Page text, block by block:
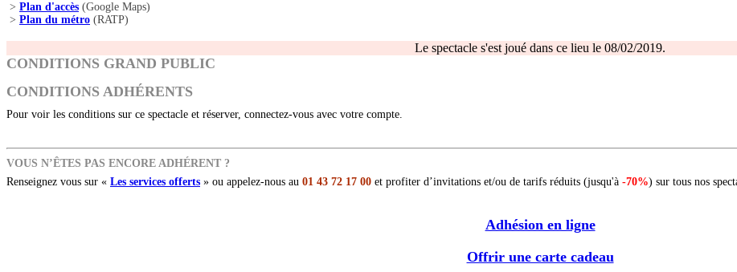
> Plan d'accès (Google Maps)
> Plan du métro (RATP)
Le spectacle s'est joué dans ce lieu le 08/02/2019.
CONDITIONS GRAND PUBLIC
CONDITIONS ADHÉRENTS
Pour voir les conditions sur ce spectacle et réserver, connectez-vous avec votre compte.
VOUS N’ÊTES PAS ENCORE ADHÉRENT ?
Renseignez vous sur « Les services offerts » ou appelez-nous au 01 43 72 17 00 et profiter d’invitations et/ou de tarifs réduits (jusqu'à -70%) sur tous nos
Adhésion en ligne
Offrir une carte cadeau